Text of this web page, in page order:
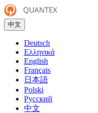
中文
Deutsch
Ελληνικά
English
Français
日本語
Polski
Русский
中文